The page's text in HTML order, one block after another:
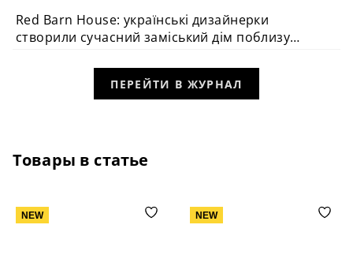
Red Barn House: українські дизайнерки
створили сучасний заміський дім поблизу
ПЕРЕЙТИ В ЖУРНАЛ
Товары в статье
NEW NEW